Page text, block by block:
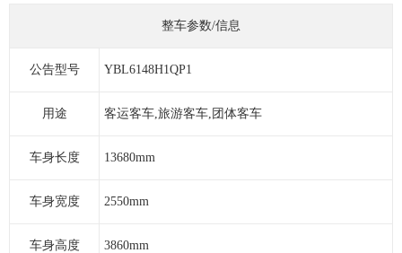
整车参数/信息
公告型号 YBL6148H1QP1
用途 客运客车,旅游客车,团体客车
车身长度 13680mm
车身宽度 2550mm
车身高度 3860mm